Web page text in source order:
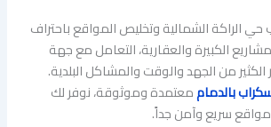
الراكة الشمالية وتخليص المواقع باحتراف
الكبيرة والعقارية، التعامل مع جهة
من الجهد والوقت والمشاكل البلدية.
بالدماممعتمدة وموثوقة، نوفر لك
سريع وآمن جداً.